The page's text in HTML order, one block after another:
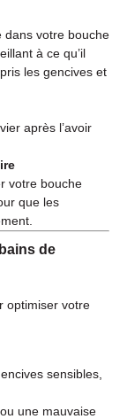
dans votre bouche
à ce qu’il
les gencives et
après l’avoir
votre bouche
que les
de
optimiser votre
sensibles,
une mauvaise